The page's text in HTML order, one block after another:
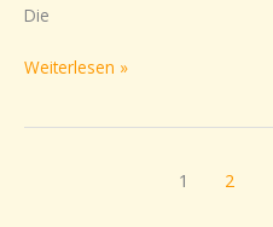
Die
Weiterlesen »
1 2